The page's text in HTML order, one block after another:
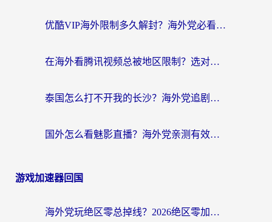
优酷VIP海外限制多久解封？海外党必看的跨区难题一站式解决指南
在海外看腾讯视频总被地区限制？选对回国加速器，还能解决泰国政务网和蜻蜓FM卡顿问题
泰国怎么打不开我的长沙？海外党追剧看片的破局指南
国外怎么看魅影直播？海外党亲测有效的回国加速指南（附听歌、看央视VIP技巧）
游戏加速器回国
海外党玩绝区零总掉线？2026绝区零加速器推荐+跨平台国服游戏加速攻略